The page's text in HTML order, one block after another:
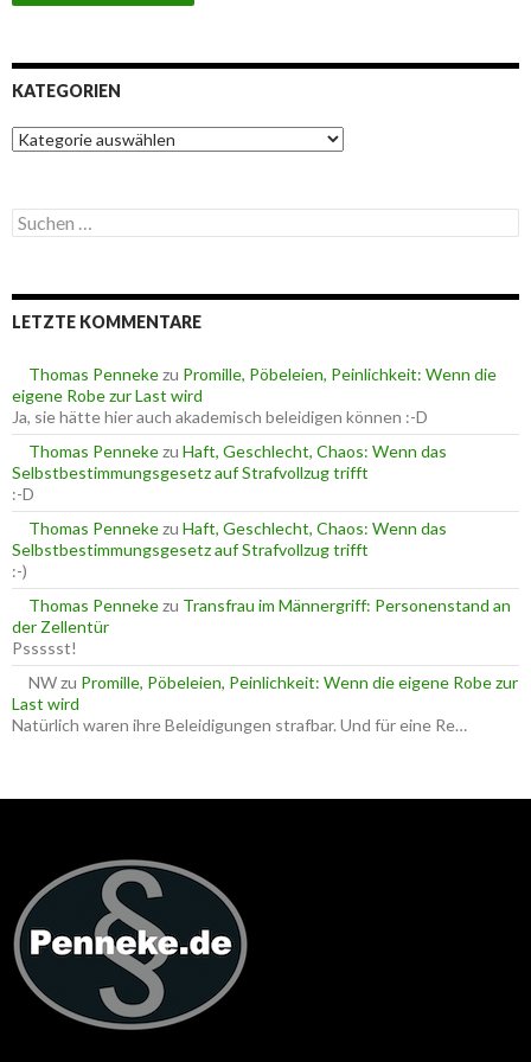
KATEGORIEN
K
a
g
o
n
S
u
e
n
c
h
:
LETZTE KOMMENTARE
Thomas Pennekezu Promille, Pöbeleien, Peinlichkeit: Wenn die
eigene Robe zur Last wird
Ja, sie hätte hier auch akademisch beleidigen können :-D
Thomas Pennekezu Haft, Geschlecht, Chaos: Wenn das
Selbstbestimmungsgesetz auf Strafvollzug trifft
:-D
Thomas Pennekezu Haft, Geschlecht, Chaos: Wenn das
Selbstbestimmungsgesetz auf Strafvollzug trifft
:-)
Thomas Pennekezu Transfrau im Männergriff: Personenstand an
der Zellentür
Pssssst!
NWzu Promille, Pöbeleien, Peinlichkeit: Wenn die eigene Robe zur
Last wird
Natürlich waren ihre Beleidigungen strafbar. Und für eine Re…